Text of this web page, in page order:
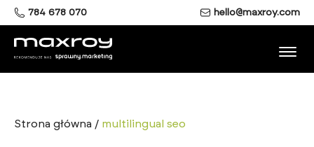
784 678 070 hello@maxroy.com
Strona główna / multilingual seo